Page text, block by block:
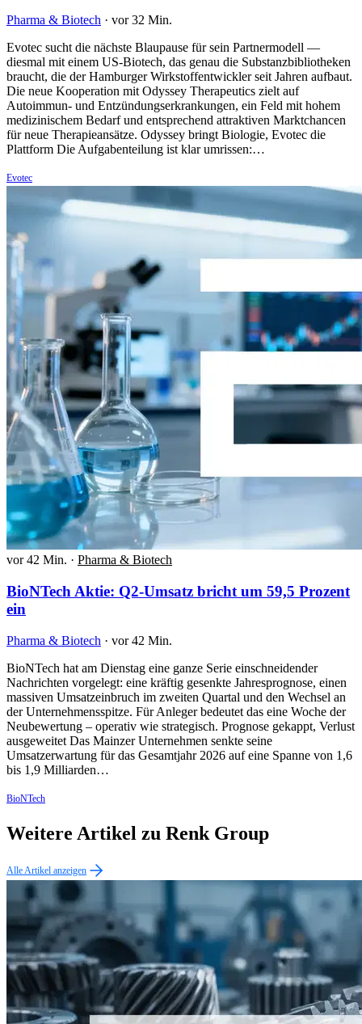
Pharma & Biotech · vor 32 Min.
Evotec sucht die nächste Blaupause für sein Partnermodell —
diesmal mit einem US-Biotech, das genau die Substanzbibliotheken
braucht, die der Hamburger Wirkstoffentwickler seit Jahren aufbaut.
Die neue Kooperation mit Odyssey Therapeutics zielt auf
Autoimmun- und Entzündungserkrankungen, ein Feld mit hohem
medizinischem Bedarf und entsprechend attraktiven Marktchancen
für neue Therapieansätze. Odyssey bringt Biologie, Evotec die
Plattform Die Aufgabenteilung ist klar umrissen:…
Evotec
vor 42 Min. · Pharma & Biotech
BioNTech Aktie: Q2-Umsatz bricht um 59,5 Prozent
ein
Pharma & Biotech · vor 42 Min.
BioNTech hat am Dienstag eine ganze Serie einschneidender
Nachrichten vorgelegt: eine kräftig gesenkte Jahresprognose, einen
massiven Umsatzeinbruch im zweiten Quartal und den Wechsel an
der Unternehmensspitze. Für Anleger bedeutet das eine Woche der
Neubewertung – operativ wie strategisch. Prognose gekappt, Verlust
ausgeweitet Das Mainzer Unternehmen senkte seine
Umsatzerwartung für das Gesamtjahr 2026 auf eine Spanne von 1,6
bis 1,9 Milliarden…
BioNTech
Weitere Artikel zu Renk Group
Alle Artikel anzeigen